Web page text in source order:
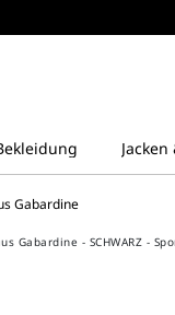
Gabardine